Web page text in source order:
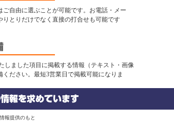
ご自由に選ぶことが可能です。お電話・メー
りとりだけでなく直接の打合せも可能です
しました項目に掲載する情報（テキスト・画像
ください。最短3営業日で掲載可能になりま
報提供のもと